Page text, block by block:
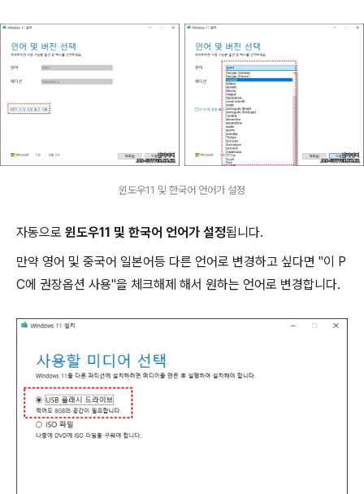
윈도우11 및 한국어 언어가 설정
자동으로 윈도우11 및 한국어 언어가 설정됩니다.
만약 영어 및 중국어 일본어등 다른 언어로 변경하고 싶다면 "이 P
C에 권장옵션 사용"을 체크해제 해서 원하는 언어로 변경합니다.